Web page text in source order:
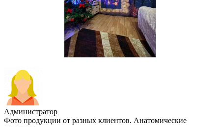
Администратор
Фото продукции от разных клиентов. Анатомические